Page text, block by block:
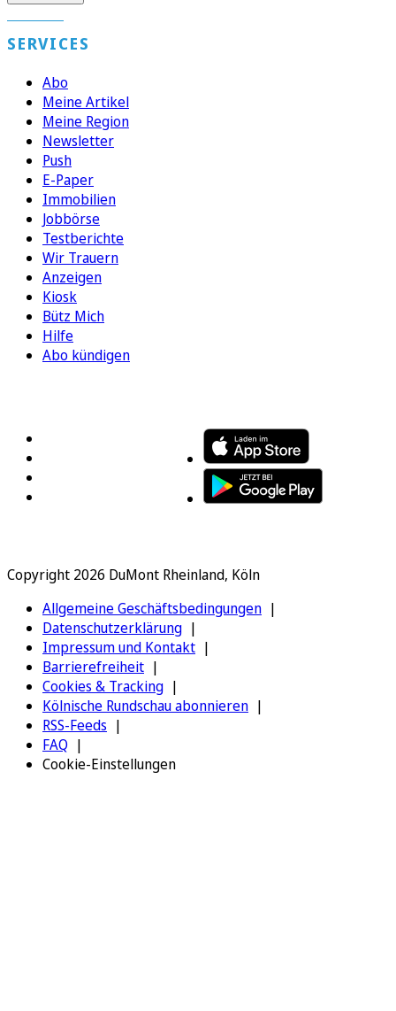
SERVICES
Abo
Meine Artikel
Meine Region
Newsletter
Push
E-Paper
Immobilien
Jobbörse
Testberichte
Wir Trauern
Anzeigen
Kiosk
Bütz Mich
Hilfe
Abo kündigen
Copyright 2026 DuMont Rheinland, Köln
Allgemeine Geschäftsbedingungen
Datenschutzerklärung
Impressum und Kontakt
Barrierefreiheit
Cookies & Tracking
Kölnische Rundschau abonnieren
RSS-Feeds
FAQ
Cookie-Einstellungen